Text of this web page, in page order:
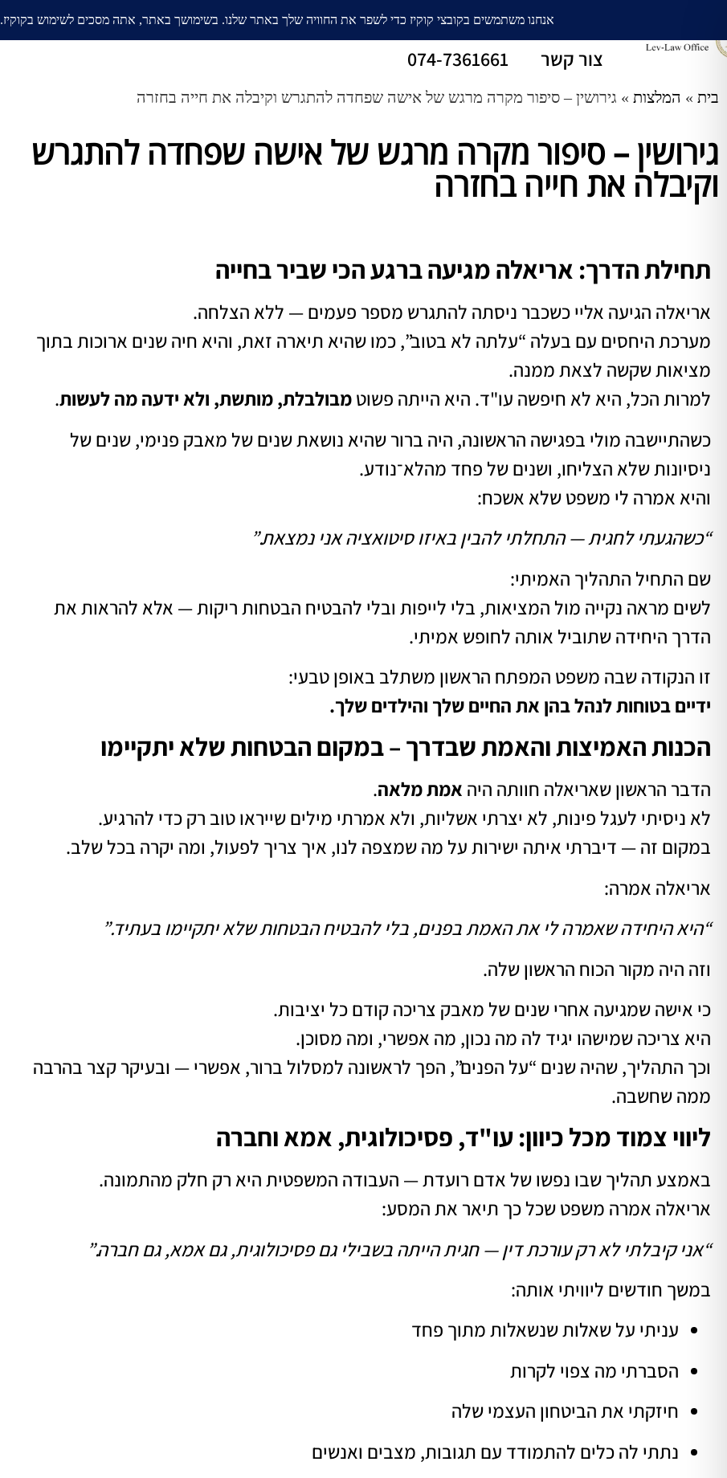
עורך דין גירושין חלוקת רכוש אודות בלוג ממליצים תחומים
צור קשר
074-7361661
בית » המלצות » גירושין – סיפור מקרה מרגש של אישה שפחדה להתגרש וקיבלה את חייה בחזרה
גירושין – סיפור מקרה מרגש של אישה שפחדה להתגרש
וקיבלה את חייה בחזרה
תחילת הדרך: אריאלה מגיעה ברגע הכי שביר בחייה
אריאלה הגיעה אליי כשכבר ניסתה להתגרש מספר פעמים — ללא הצלחה.
מערכת היחסים עם בעלה “עלתה לא בטוב”, כמו שהיא תיארה זאת, והיא חיה שנים ארוכות בתוך
מציאות שקשה לצאת ממנה.
למרות הכל, היא לא חיפשה עו"ד. היא הייתה פשוטמבולבלת, מותשת, ולא ידעה מה לעשות.
כשהתיישבה מולי בפגישה הראשונה, היה ברור שהיא נושאת שנים של מאבק פנימי, שנים של
ניסיונות שלא הצליחו, ושנים של פחד מהלא־נודע.
והיא אמרה לי משפט שלא אשכח:
“כשהגעתי לחגית — התחלתי להבין באיזו סיטואציה אני נמצאת.”
שם התחיל התהליך האמיתי:
לשים מראה נקייה מול המציאות, בלי לייפות ובלי להבטיח הבטחות ריקות — אלא להראות את
הדרך היחידה שתוביל אותה לחופש אמיתי.
זו הנקודה שבה משפט המפתח הראשון משתלב באופן טבעי:
ידיים בטוחות לנהל בהן את החיים שלך והילדים שלך.
הכנות האמיצות והאמת שבדרך – במקום הבטחות שלא יתקיימו
הדבר הראשון שאריאלה חוותה היה אמת מלאה.
לא ניסיתי לעגל פינות, לא יצרתי אשליות, ולא אמרתי מילים שייראו טוב רק כדי להרגיע.
במקום זה — דיברתי איתה ישירות על מה שמצפה לנו, איך צריך לפעול, ומה יקרה בכל שלב.
אריאלה אמרה:
“היא היחידה שאמרה לי את האמת בפנים, בלי להבטיח הבטחות שלא יתקיימו בעתיד.”
וזה היה מקור הכוח הראשון שלה.
כי אישה שמגיעה אחרי שנים של מאבק צריכה קודם כל יציבות.
היא צריכה שמישהו יגיד לה מה נכון, מה אפשרי, ומה מסוכן.
וכך התהליך, שהיה שנים “על הפנים”, הפך לראשונה למסלול ברור, אפשרי — ובעיקר קצר בהרבה
ממה שחשבה.
ליווי צמוד מכל כיוון: עו"ד, פסיכולוגית, אמא וחברה
באמצע תהליך שבו נפשו של אדם רועדת — העבודה המשפטית היא רק חלק מהתמונה.
אריאלה אמרה משפט שכל כך תיאר את המסע:
“אני קיבלתי לא רק עורכת דין — חגית הייתה בשבילי גם פסיכולוגית, גם אמא, גם חברה.”
במשך חודשים ליוויתי אותה:
עניתי על שאלות שנשאלות מתוך פחד
הסברתי מה צפוי לקרות
חיזקתי את הביטחון העצמי שלה
נתתי לה כלים להתמודד עם תגובות, מצבים ואנשים